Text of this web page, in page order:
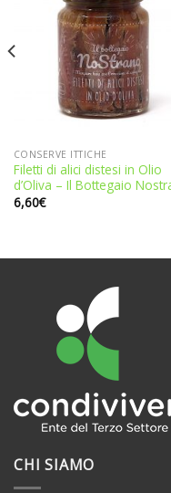
CONSERVE ITTICHE
Filetti di alici distesi in Olio
d’Oliva – Il Bottegaio
6,60€
CHI SIAMO